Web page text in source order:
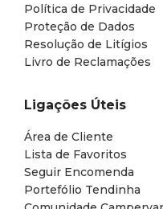
Política de Privacidade
Proteção de Dados
Resolução de Litígios
Livro de Reclamações
Ligações Úteis
Área de Cliente
Lista de Favoritos
Seguir Encomenda
Portefólio Tendinha